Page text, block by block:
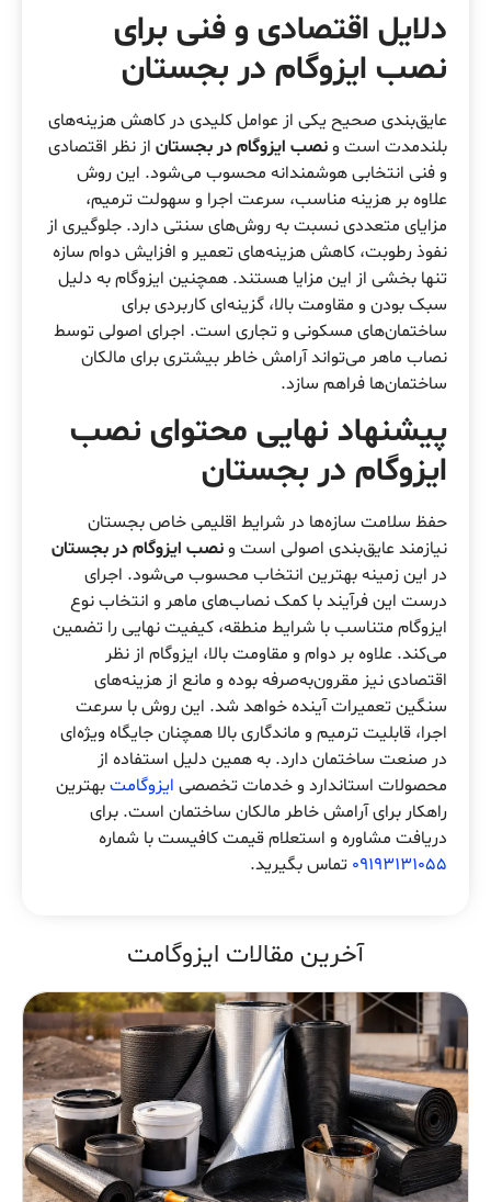
دلایل اقتصادی و فنی برای
نصب ایزوگام در بجستان
عایق‌بندی صحیح یکی از عوامل کلیدی در کاهش هزینه‌های
بلندمدت است ونصب ایزوگام در بجستان از نظر اقتصادی
و فنی انتخابی هوشمندانه محسوب می‌شود. این روش
علاوه بر هزینه مناسب، سرعت اجرا و سهولت ترمیم،
مزایای متعددی نسبت به روش‌های سنتی دارد. جلوگیری از
نفوذ رطوبت، کاهش هزینه‌های تعمیر و افزایش دوام سازه
تنها بخشی از این مزایا هستند. همچنین ایزوگام به دلیل
سبک بودن و مقاومت بالا، گزینه‌ای کاربردی برای
ساختمان‌های مسکونی و تجاری است. اجرای اصولی توسط
نصاب ماهر می‌تواند آرامش خاطر بیشتری برای مالکان
ساختمان‌ها فراهم سازد.
پیشنهاد نهایی محتوای نصب
ایزوگام در بجستان
حفظ سلامت سازه‌ها در شرایط اقلیمی خاص بجستان
نیازمند عایق‌بندی اصولی است ونصب ایزوگام در بجستان
در این زمینه بهترین انتخاب محسوب می‌شود. اجرای
درست این فرآیند با کمک نصاب‌های ماهر و انتخاب نوع
ایزوگام متناسب با شرایط منطقه، کیفیت نهایی را تضمین
می‌کند. علاوه بر دوام و مقاومت بالا، ایزوگام از نظر
اقتصادی نیز مقرون‌به‌صرفه بوده و مانع از هزینه‌های
سنگین تعمیرات آینده خواهد شد. این روش با سرعت
اجرا، قابلیت ترمیم و ماندگاری بالا همچنان جایگاه ویژه‌ای
در صنعت ساختمان دارد. به همین دلیل استفاده از
محصولات استاندارد و خدمات تخصصی ایزوگامتبهترین
راهکار برای آرامش خاطر مالکان ساختمان است. برای
دریافت مشاوره و استعلام قیمت کافیست با شماره
09193131055 تماس بگیرید.
آخرین مقالات ایزوگامت